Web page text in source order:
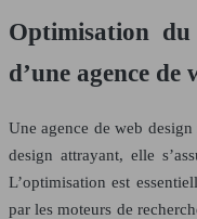
Optimisation
d’une agence de
Une agence de web
design attrayant, elle
L’optimisation est
par les moteurs de